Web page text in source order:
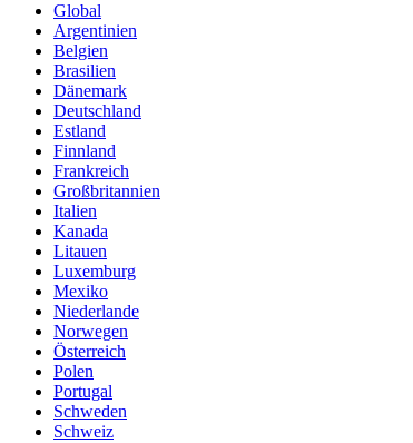
Global
Argentinien
Belgien
Brasilien
Dänemark
Deutschland
Estland
Finnland
Frankreich
Großbritannien
Italien
Kanada
Litauen
Luxemburg
Mexiko
Niederlande
Norwegen
Österreich
Polen
Portugal
Schweden
Schweiz